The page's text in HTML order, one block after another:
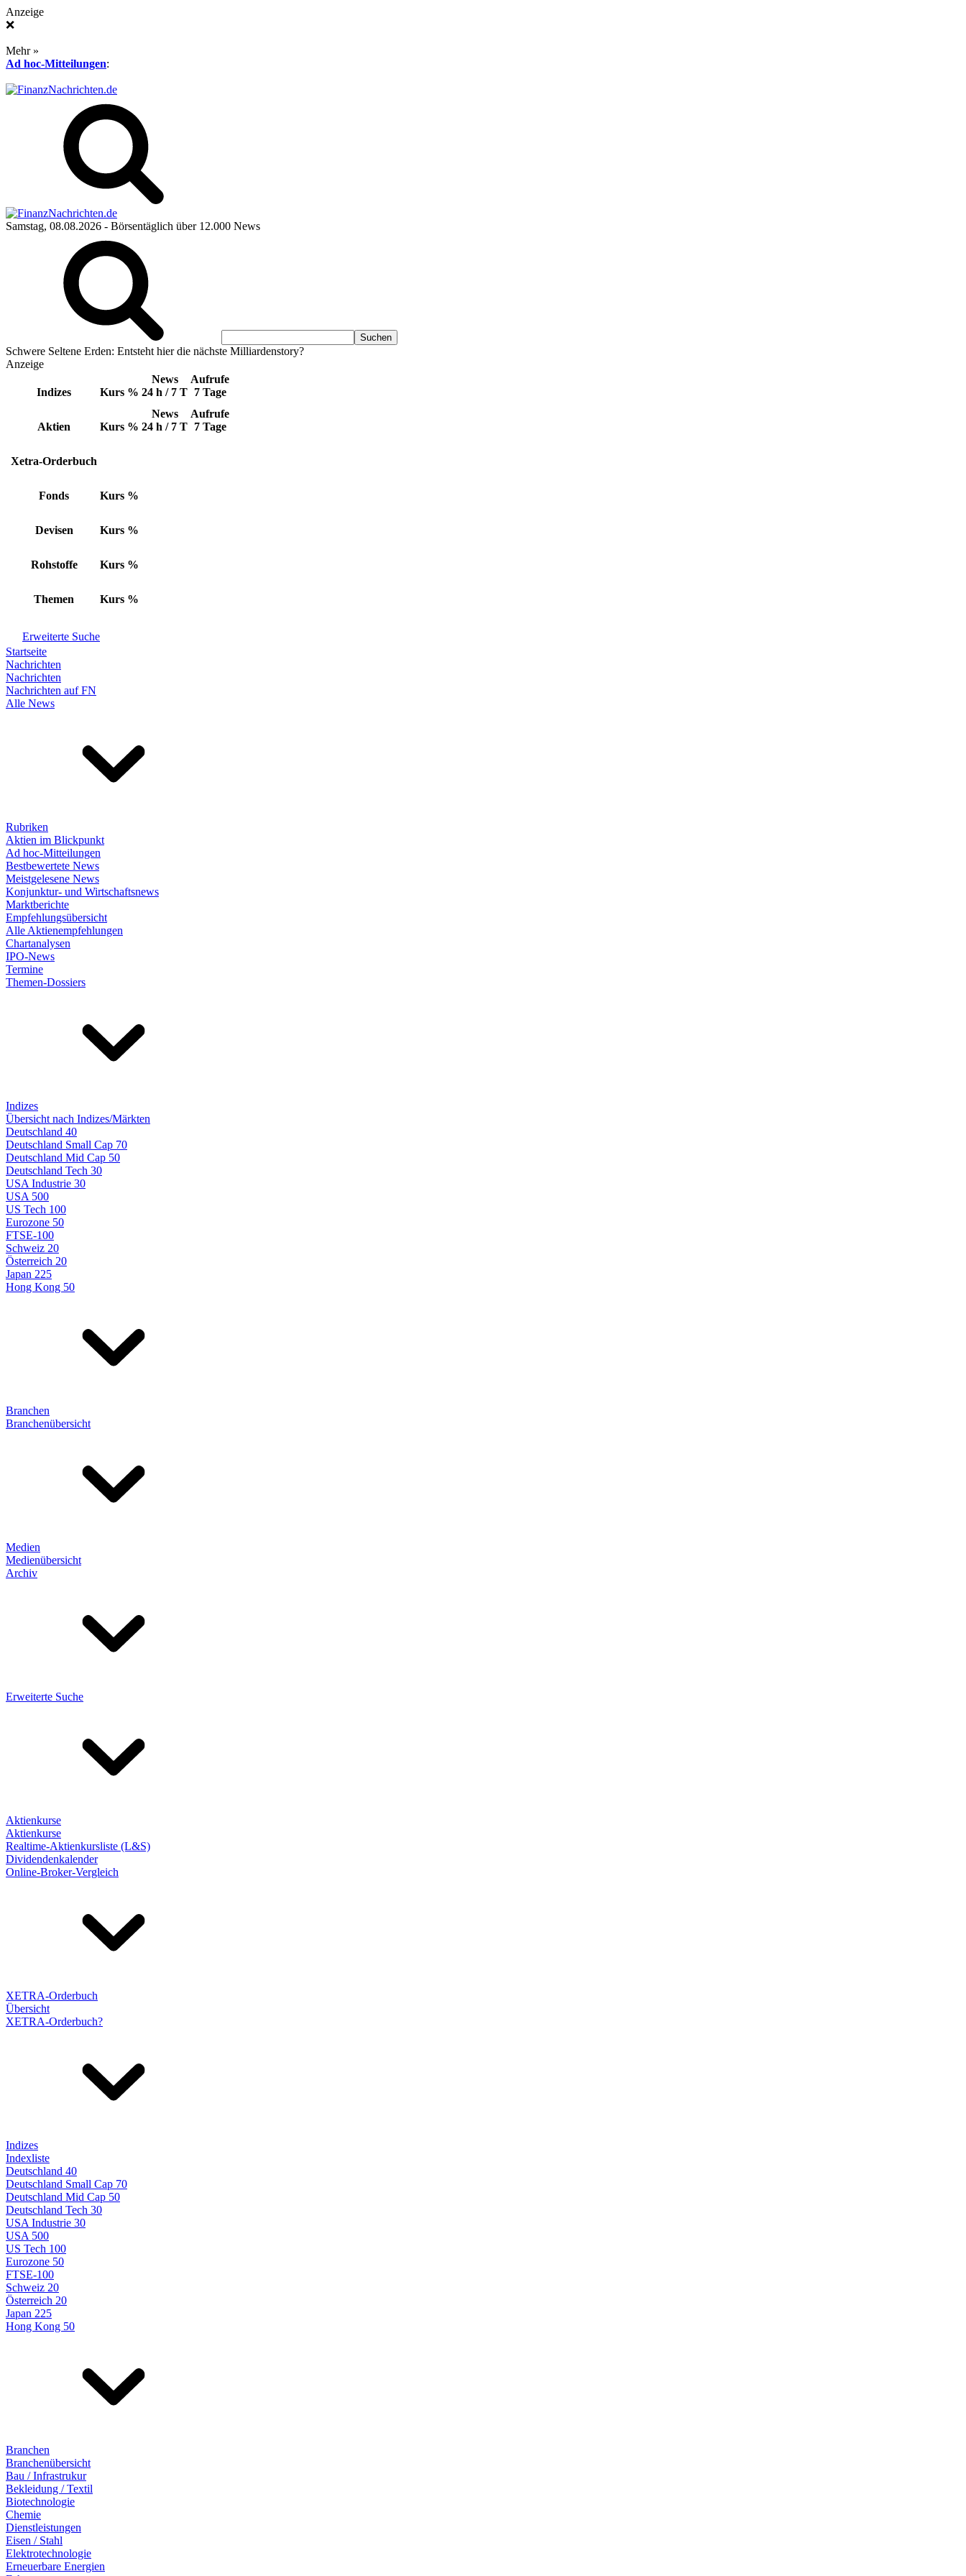
Anzeige
❌
Mehr »
Ad hoc-Mitteilungen:
Samstag, 08.08.2026 - Börsentäglich über 12.000 News
Schwere Seltene Erden: Entsteht hier die nächste Milliardenstory?
Anzeige
Indizes Kurs %
News
24 h / 7 T
Aufrufe
7 Tage
Aktien Kurs %
News
24 h / 7 T
Aufrufe
7 Tage
Xetra-Orderbuch
Fonds Kurs %
Devisen Kurs %
Rohstoffe Kurs %
Themen Kurs %
Erweiterte Suche
Startseite
Nachrichten
Nachrichten
Nachrichten auf FN
Alle News
Rubriken
Aktien im Blickpunkt
Ad hoc-Mitteilungen
Bestbewertete News
Meistgelesene News
Konjunktur- und Wirtschaftsnews
Marktberichte
Empfehlungsübersicht
Alle Aktienempfehlungen
Chartanalysen
IPO-News
Termine
Themen-Dossiers
Indizes
Übersicht nach Indizes/Märkten
Deutschland 40
Deutschland Small Cap 70
Deutschland Mid Cap 50
Deutschland Tech 30
USA Industrie 30
USA 500
US Tech 100
Eurozone 50
FTSE-100
Schweiz 20
Österreich 20
Japan 225
Hong Kong 50
Branchen
Branchenübersicht
Medien
Medienübersicht
Archiv
Erweiterte Suche
Aktienkurse
Aktienkurse
Realtime-Aktienkursliste (L&S)
Dividendenkalender
Online-Broker-Vergleich
XETRA-Orderbuch
Übersicht
XETRA-Orderbuch?
Indizes
Indexliste
Deutschland 40
Deutschland Small Cap 70
Deutschland Mid Cap 50
Deutschland Tech 30
USA Industrie 30
USA 500
US Tech 100
Eurozone 50
FTSE-100
Schweiz 20
Österreich 20
Japan 225
Hong Kong 50
Branchen
Branchenübersicht
Bau / Infrastrukur
Bekleidung / Textil
Biotechnologie
Chemie
Dienstleistungen
Eisen / Stahl
Elektrotechnologie
Erneuerbare Energien